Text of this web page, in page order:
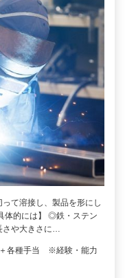
て溶接し、製品を形にし
体的には】 ◎鉄・ステン
さや大きさに…
各種手当 ※経験・能力